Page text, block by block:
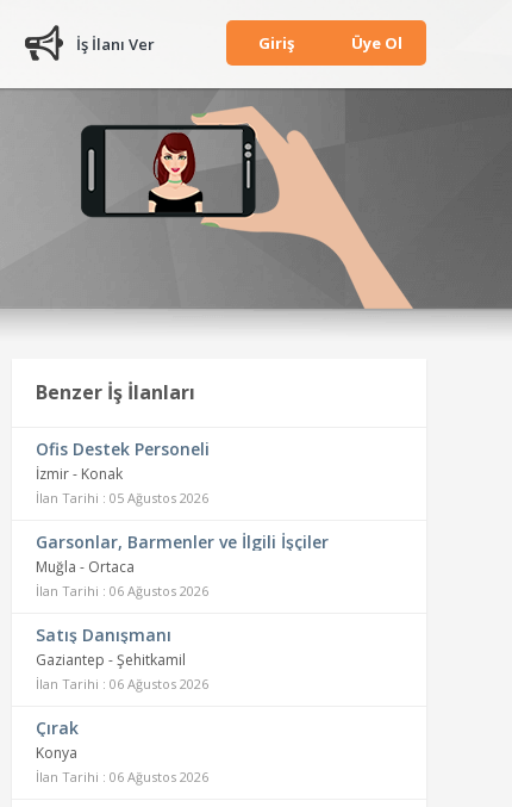
İş İlanı Ver Giriş Üye Ol
Benzer İş İlanları
Ofis Destek Personeli
İzmir - Konak
İlan Tarihi : 05 Ağustos 2026
Garsonlar, Barmenler ve İlgili İşçiler
Muğla - Ortaca
İlan Tarihi : 06 Ağustos 2026
Satış Danışmanı
Gaziantep - Şehitkamil
İlan Tarihi : 06 Ağustos 2026
Çırak
Konya
İlan Tarihi : 06 Ağustos 2026